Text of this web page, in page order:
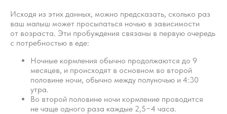
Исходя из этих данных, можно предсказать, сколько раз
ваш малыш может просыпаться ночью в зависимости
от возраста. Эти пробуждения связаны в первую очередь
с потребностью в еде:
Ночные кормления обычно продолжаются до 9
месяцев, и происходят в основном во второй
половине ночи, обычно между полуночью и 4:30
утра.
Во второй половине ночи кормление проводится
не чаще одного раза каждые 2,5−4 часа.